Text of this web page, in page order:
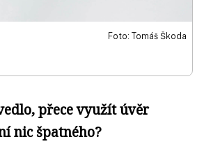
Foto: Tomáš Škoda
přece využít úvěr
nic špatného?